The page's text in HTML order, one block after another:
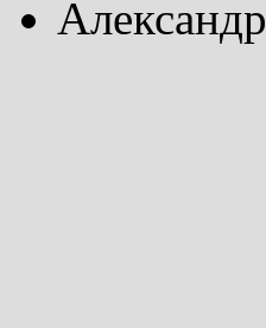
Александр